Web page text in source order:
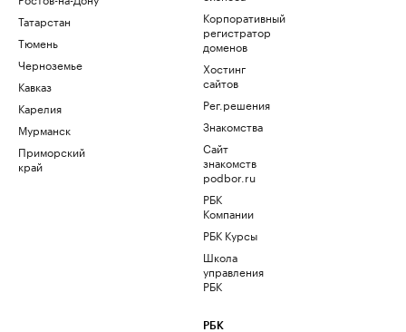
Татарстан
Тюмень
Черноземье
Кавказ
Карелия
Мурманск
Приморский
край
Корпоративный
регистратор
доменов
Хостинг
сайтов
Рег.решения
Знакомства
Сайт
знакомств
podbor.ru
РБК
Компании
РБК Курсы
Школа
управления
РБК
РБК